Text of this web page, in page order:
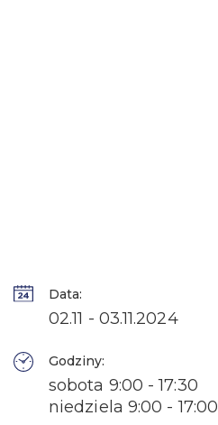
Data:
02.11 - 03.11.2024
Godziny:
sobota 9:00 - 17:30
niedziela 9:00 - 17:00